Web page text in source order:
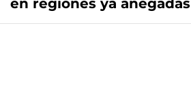
en regiones ya anegadas